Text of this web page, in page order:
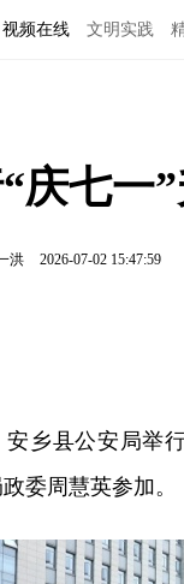
视频在线 文明实践
庆七一
洪 2026-07-02 15:47:59
安乡县公安局举
委周慧英参加。